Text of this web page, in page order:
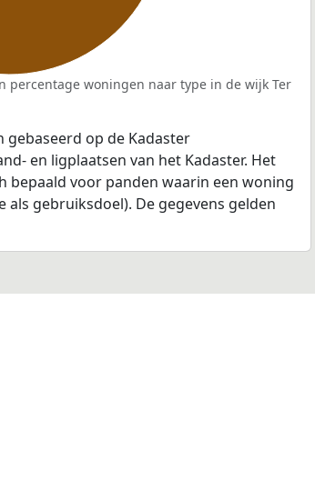
percentage woningen naar type in de wijk Ter
op de Kadaster
en ligplaatsen van het Kadaster. Het
voor panden waarin een woning
gebruiksdoel). De gegevens gelden